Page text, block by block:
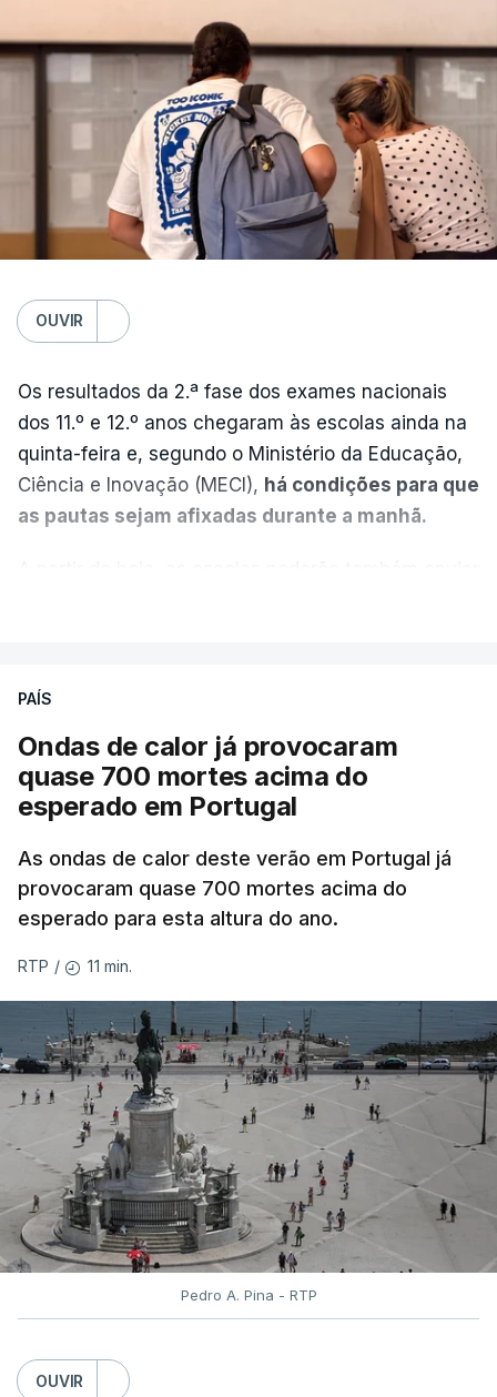
OUVIR
Os resultados da 2.ª fase dos exames nacionais
dos 11.º e 12.º anos chegaram às escolas ainda na
quinta-feira e, segundo o Ministério da Educação,
Ciência e Inovação (MECI), há condições para que
as pautas sejam afixadas durante a manhã.
dependia da apresentação de um requerimento,
mas o Governo decidiu, a partir deste ano,
disponibilizar a cópia dos exames classificados a
e rigor do processo" devido às falhas na
classificação eletrónica.
Serão também publicadas as notas da 2.ª fase
Quanto aos pedidos de reapreciação de provas
realizadas durante a 1.ª fase, os resultados só
serão disponibilizados às escolas hoje, mas o MECI
assegurou que as pautas serão afixadas durante a
tarde.
A tutela justificou a demora no processo de
reapreciações com o "elevado número de
pedidos", que este ano ultrapassou os 20 mil,
Após a publicação desses resultados, os alunos
PAÍS
Ondas de calor já provocaram
quase 700 mortes acima do
esperado em Portugal
As ondas de calor deste verão em Portugal já
provocaram quase 700 mortes acima do
esperado para esta altura do ano.
RTP / 11 min.
Pedro A. Pina - RTP
OUVIR